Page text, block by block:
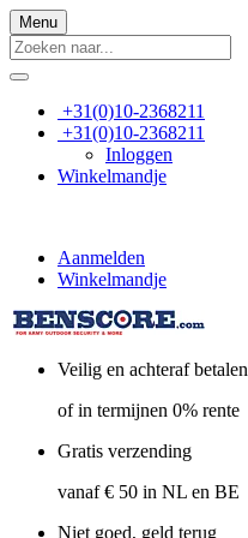
Menu
+31(0)10-2368211
+31(0)10-2368211
Inloggen
Winkelmandje
Aanmelden
Winkelmandje
Veilig en achteraf betalen
of in termijnen 0% rente
Gratis verzending
vanaf € 50 in NL en BE
Niet goed, geld terug